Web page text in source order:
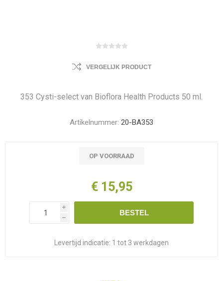
VERGELIJK PRODUCT
353 Cysti-select van Bioflora Health Products 50 ml.
Artikelnummer: 20-BA353
OP VOORRAAD
€ 15,95
i
h
BESTEL
Levertijd indicatie: 1 tot 3 werkdagen